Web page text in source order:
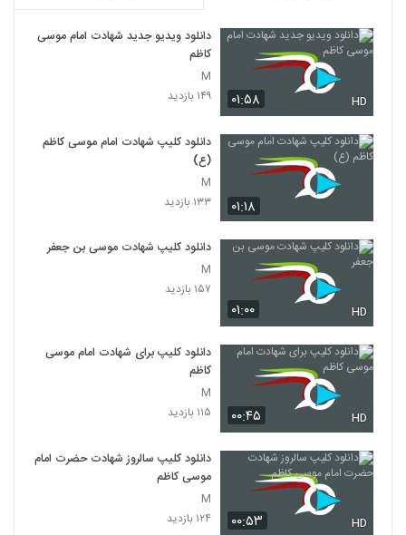
۰۱:۵۸ HD
دانلود ویدیو جدید شهادت امام موسی
کاظم
M
۱۴۹ بازدید
۰۱:۱۸
دانلود کلیپ شهادت امام موسی کاظم
(ع)
M
۱۳۳ بازدید
۰۱:۰۰ HD
دانلود کلیپ شهادت موسی بن جعفر
M
۱۵۷ بازدید
۰۰:۴۵ HD
دانلود کلیپ برای شهادت امام موسی
کاظم
M
۱۱۵ بازدید
۰۰:۵۳ HD
دانلود کلیپ سالروز شهادت حضرت امام
موسی کاظم
M
۱۲۴ بازدید